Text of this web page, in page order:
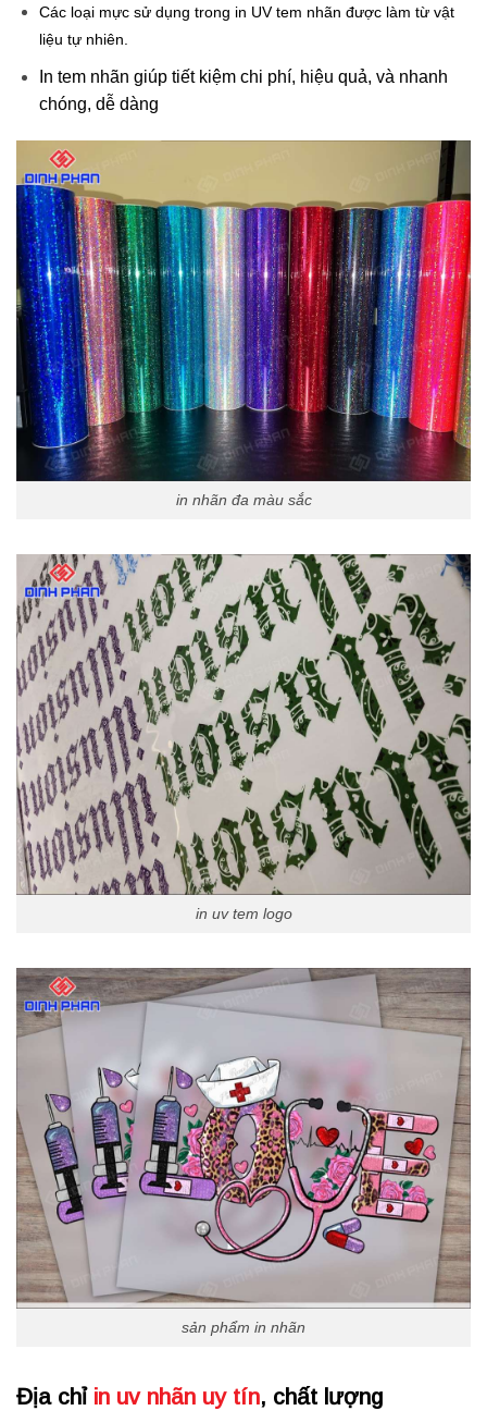
Các loại mực sử dụng trong in UV tem nhãn được làm từ vật
liệu tự nhiên.
In tem nhãn giúp tiết kiệm chi phí, hiệu quả, và nhanh
chóng, dễ dàng
in nhãn đa màu sắc
in uv tem logo
sản phẩm in nhãn
Địa chỉ in uv nhãn uy tín, chất lượng